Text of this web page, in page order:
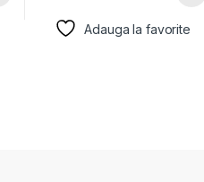
Adauga la favorite